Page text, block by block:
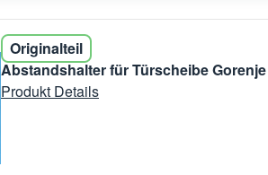
Originalteil
Abstandshalter für Türscheibe
Produkt Details